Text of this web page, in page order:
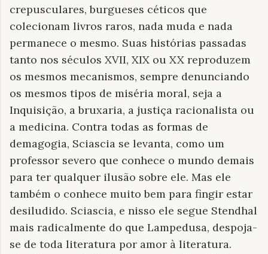
crepusculares, burgueses céticos que
colecionam livros raros, nada muda e nada
permanece o mesmo. Suas histórias passadas
tanto nos séculos XVII, XIX ou XX reproduzem
os mesmos mecanismos, sempre denunciando
os mesmos tipos de miséria moral, seja a
Inquisição, a bruxaria, a justiça racionalista ou
a medicina. Contra todas as formas de
demagogia, Sciascia se levanta, como um
professor severo que conhece o mundo demais
para ter qualquer ilusão sobre ele. Mas ele
também o conhece muito bem para fingir estar
desiludido. Sciascia, e nisso ele segue Stendhal
mais radicalmente do que Lampedusa, despoja-
se de toda literatura por amor à literatura.